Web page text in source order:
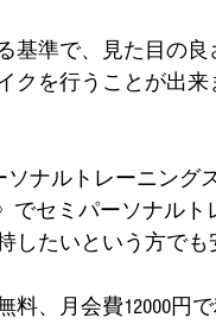
基準で、見た目の
クを行うことが出来
ソナルトレーニン
でセミパーソナル
したいという方で
料、月会費12000円